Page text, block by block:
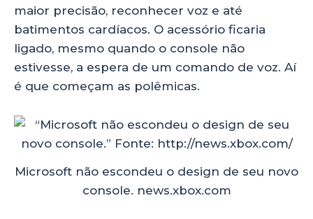
maior precisão, reconhecer voz e até
batimentos cardíacos. O acessório ficaria
ligado, mesmo quando o console não
estivesse, a espera de um comando de voz. Aí
é que começam as polêmicas.
Microsoft não escondeu o design de seu novo
console. news.xbox.com